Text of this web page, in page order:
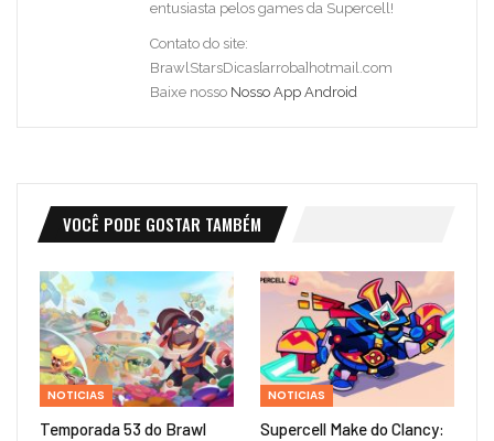
entusiasta pelos games da Supercell!
Contato do site:
BrawlStarsDicas[arroba]hotmail.com
Baixe nosso Nosso App Android
VOCÊ PODE GOSTAR TAMBÉM
NOTICIAS
Temporada 53 do Brawl
NOTICIAS
Supercell Make do Clancy: